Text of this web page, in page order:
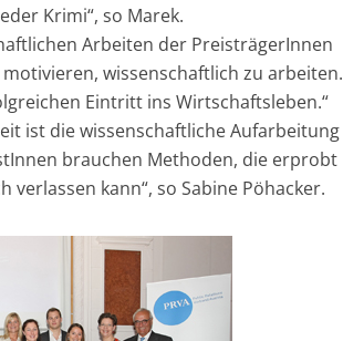
Krimi“, so Marek.
Arbeiten der PreisträgerInnen
wissenschaftlich zu arbeiten.
Eintritt ins Wirtschaftsleben.“
ist die wissenschaftliche Aufarbeitung
brauchen Methoden, die erprobt
kann“, so Sabine Pöhacker.